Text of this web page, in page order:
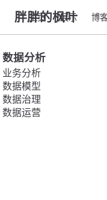
胖胖的枫叶
主页 展示 博
数据分析
业务分析
数据模型
数据治理
数据运营